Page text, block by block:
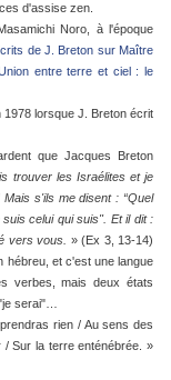
d'assise zen.
Noro, à l'époque
de J. Breton sur Maître
entre terre et ciel : le
lorsque J. Breton écrit
que Jacques Breton
trouver les Israélites et je
s'ils me disent : “Quel
celui qui suis". Et il dit :
vers vous. » (Ex 3, 13-14)
hébreu, et c'est une langue
verbes, mais deux états
serai"…
rien / Au sens des
Sur la terre enténébrée. »